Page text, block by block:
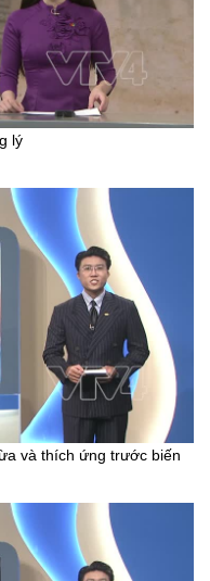
lý
và thích ứng trước biến